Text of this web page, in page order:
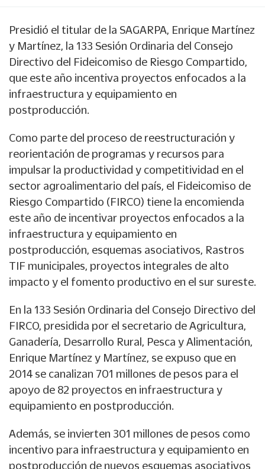
Presidió el titular de la SAGARPA, Enrique Martínez
y Martínez, la 133 Sesión Ordinaria del Consejo
Directivo del Fideicomiso de Riesgo Compartido,
que este año incentiva proyectos enfocados a la
infraestructura y equipamiento en
postproducción.
Como parte del proceso de reestructuración y
reorientación de programas y recursos para
impulsar la productividad y competitividad en el
sector agroalimentario del país, el Fideicomiso de
Riesgo Compartido (FIRCO) tiene la encomienda
este año de incentivar proyectos enfocados a la
infraestructura y equipamiento en
postproducción, esquemas asociativos, Rastros
TIF municipales, proyectos integrales de alto
impacto y el fomento productivo en el sur sureste.
En la 133 Sesión Ordinaria del Consejo Directivo del
FIRCO, presidida por el secretario de Agricultura,
Ganadería, Desarrollo Rural, Pesca y Alimentación,
Enrique Martínez y Martínez, se expuso que en
2014 se canalizan 701 millones de pesos para el
apoyo de 82 proyectos en infraestructura y
equipamiento en postproducción.
Además, se invierten 301 millones de pesos como
incentivo para infraestructura y equipamiento en
postproducción de nuevos esquemas asociativos